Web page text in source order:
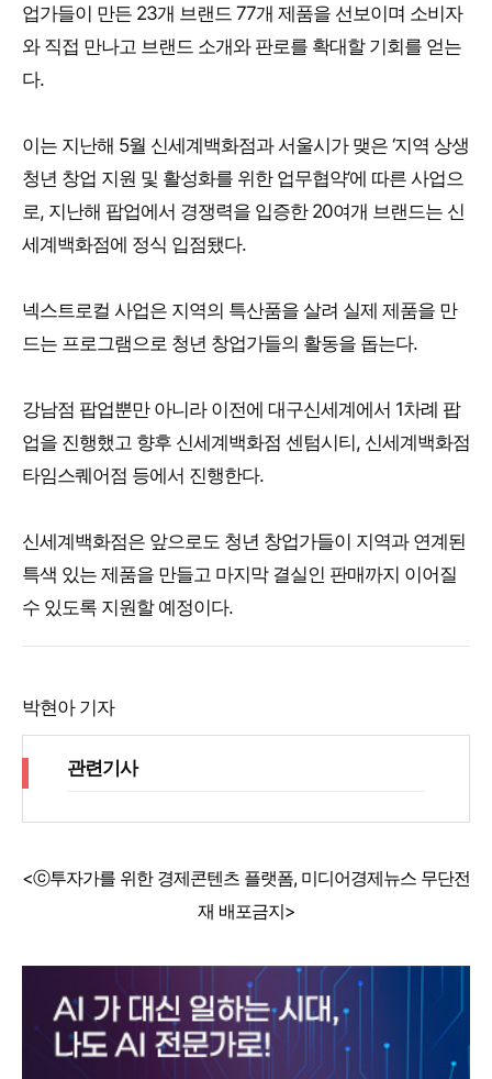
업가들이 만든 23개 브랜드 77개 제품을 선보이며 소비자
와 직접 만나고 브랜드 소개와 판로를 확대할 기회를 얻는
다.
이는 지난해 5월 신세계백화점과 서울시가 맺은 ‘지역 상생
청년 창업 지원 및 활성화를 위한 업무협약’에 따른 사업으
로, 지난해 팝업에서 경쟁력을 입증한 20여개 브랜드는 신
세계백화점에 정식 입점됐다.
넥스트로컬 사업은 지역의 특산품을 살려 실제 제품을 만
드는 프로그램으로 청년 창업가들의 활동을 돕는다.
강남점 팝업뿐만 아니라 이전에 대구신세계에서 1차례 팝
업을 진행했고 향후 신세계백화점 센텀시티, 신세계백화점
타임스퀘어점 등에서 진행한다.
신세계백화점은 앞으로도 청년 창업가들이 지역과 연계된
특색 있는 제품을 만들고 마지막 결실인 판매까지 이어질
수 있도록 지원할 예정이다.
박현아 기자
관련기사
<ⓒ투자가를 위한 경제콘텐츠 플랫폼, 미디어경제뉴스 무단전
재 배포금지>